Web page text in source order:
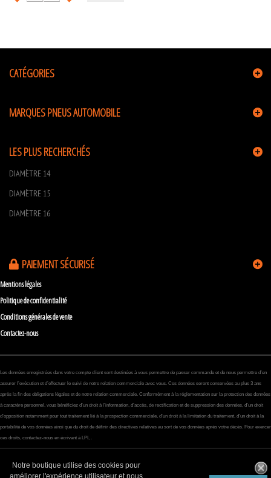
Notre boutique utilise des cookies pour
améliorer l'expérience utilisateur et nous
CATÉGORIES
MARQUES PNEUS AUTOMOBILE
LES PLUS RECHERCHÉS
DIAMÈTRE 14
DIAMÈTRE 15
DIAMÈTRE 16
PAIEMENT SÉCURISÉ
Mentions légales
Politique de confidentialité
Conditions générales de vente
Contactez-nous
Les données enregistrées dans votre compte client sont destinées à vous permettre de passer commande et de nous permettre d’en
assurer l’exécution et d’effectuer le suivi de notre relation commerciale avec vous. Ces données seront conservées au plus 3 ans
après la fin des obligations légales et de notre relation commerciale. Conformément à la réglementation sur la protection des données
à caractère personnel, vous bénéficiez d’un droit à l’information, d’accès, de rectification et de suppression des données, d’un droit
d’opposition notamment pour tout traitement lié à la prospection commerciale, d’un droit à la limitation du traitement, d’un droit à la
portabilité de vos données ainsi que du droit de définir des directives relatives au sort de vos données après votre décès. Pour exercer
ces droits, contactez-nous en écrivant à LPI, .